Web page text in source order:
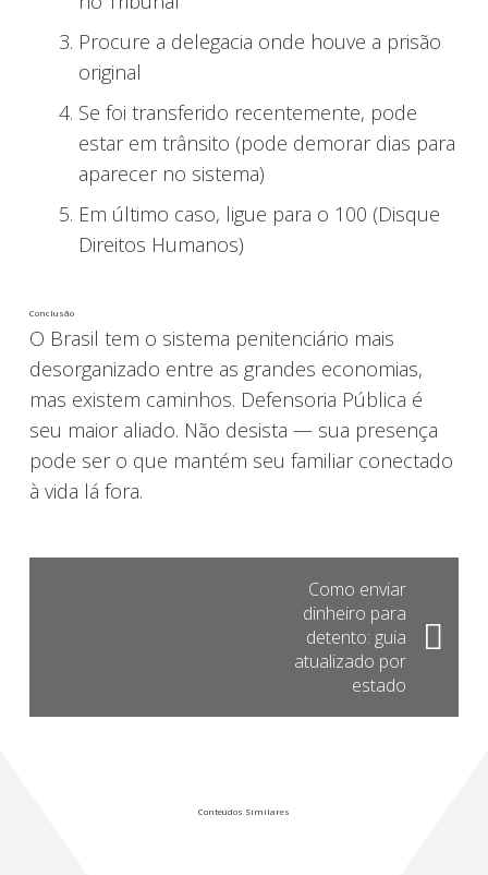
Procure a delegacia onde houve a prisão
original
Se foi transferido recentemente, pode
estar em trânsito (pode demorar dias para
aparecer no sistema)
Em último caso, ligue para o 100 (Disque
Direitos Humanos)
Conclusão
O Brasil tem o sistema penitenciário mais
desorganizado entre as grandes economias,
mas existem caminhos. Defensoria Pública é
seu maior aliado. Não desista — sua presença
pode ser o que mantém seu familiar conectado
à vida lá fora.
Como enviar
dinheiro para
detento: guia
atualizado por
estado
Conteúdos Similares